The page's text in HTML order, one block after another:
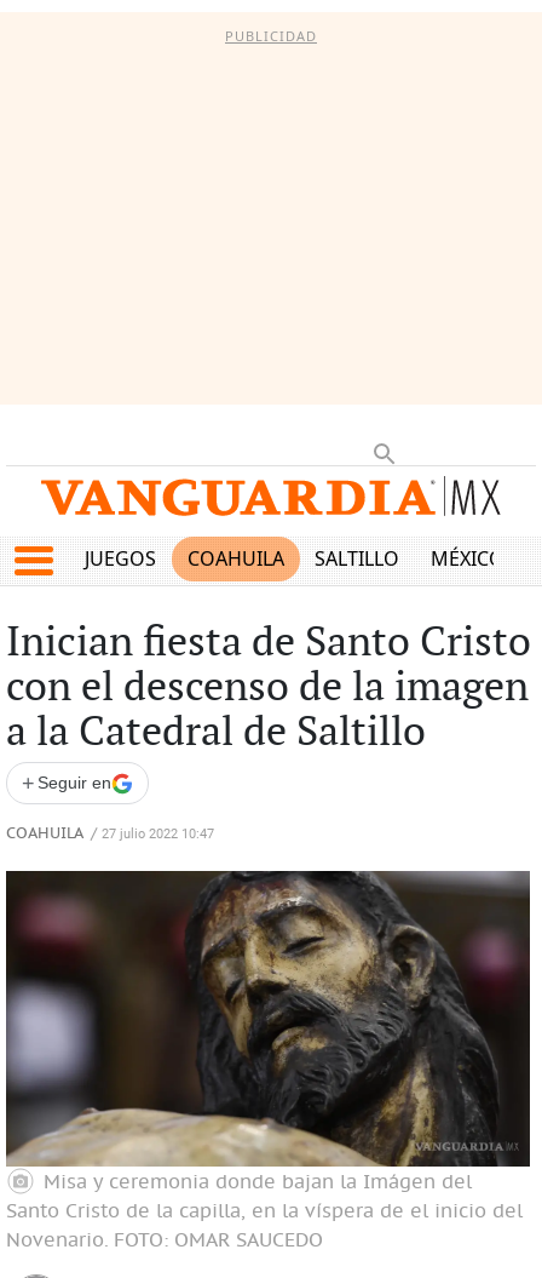
PUBLICIDAD
JUEGOS COAHUILA SALTILLO MÉXICO
Inician fiesta de Santo Cristo
con el descenso de la imagen
a la Catedral de Saltillo
+ Seguir en
COAHUILA / 27 julio 2022 10:47
Misa y ceremonia donde bajan la Imágen del
Santo Cristo de la capilla, en la víspera de el inicio del
Novenario. FOTO: OMAR SAUCEDO